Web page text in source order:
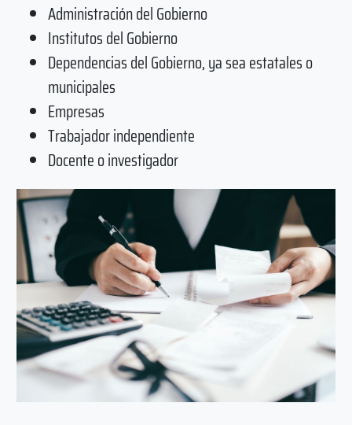
Administración del Gobierno
Institutos del Gobierno
Dependencias del Gobierno, ya sea estatales o
municipales
Empresas
Trabajador independiente
Docente o investigador